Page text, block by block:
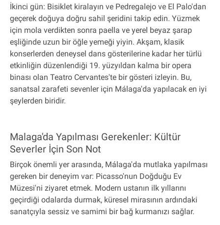
İkinci gün: Bisiklet kiralayın ve Pedregalejo ve El Palo'dan
geçerek doğuya doğru sahil şeridini takip edin. Yüzmek
için mola verdikten sonra paella ve yerel beyaz şarap
eşliğinde uzun bir öğle yemeği yiyin. Akşam, klasik
konserlerden deneysel dans gösterilerine kadar her türlü
etkinliğin düzenlendiği 19. yüzyıldan kalma bir opera
binası olan Teatro Cervantes'te bir gösteri izleyin. Bu,
sanatsal zarafeti sevenler için Málaga'da yapılacak en iyi
şeylerden biridir.
Malaga'da Yapılması Gerekenler: Kültür
Severler İçin Son Not
Birçok önemli yer arasında, Málaga'da mutlaka yapılması
gereken bir deneyim var: Picasso'nun Doğduğu Ev
Müzesi'ni ziyaret etmek. Modern ustanın ilk yıllarını
geçirdiği odalarda durmak, küresel mirasının ardındaki
sanatçıyla sessiz ve samimi bir bağ kurmanızı sağlar.